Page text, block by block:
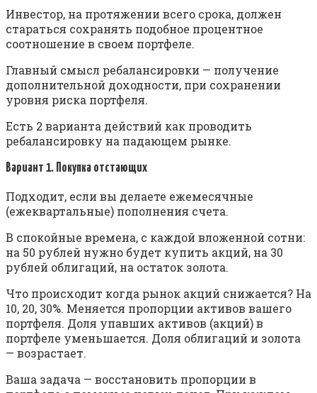
Инвестор, на протяжении всего срока, должен
стараться сохранять подобное процентное
соотношение в своем портфеле.
Главный смысл ребалансировки — получение
дополнительной доходности, при сохранении
уровня риска портфеля.
Есть 2 варианта действий как проводить
ребалансировку на падающем рынке.
Вариант 1. Покупка отстающих
Подходит, если вы делаете ежемесячные
(ежеквартальные) пополнения счета.
В спокойные времена, с каждой вложенной сотни:
на 50 рублей нужно будет купить акций, на 30
рублей облигаций, на остаток золота.
Что происходит когда рынок акций снижается? На
10, 20, 30%. Меняется пропорции активов вашего
портфеля. Доля упавших активов (акций) в
портфеле уменьшается. Доля облигаций и золота
— возрастает.
Ваша задача — восстановить пропорции в